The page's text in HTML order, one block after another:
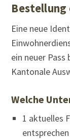
Eine neue
ein neuer
Kantonale
Welche
1 aktuelles